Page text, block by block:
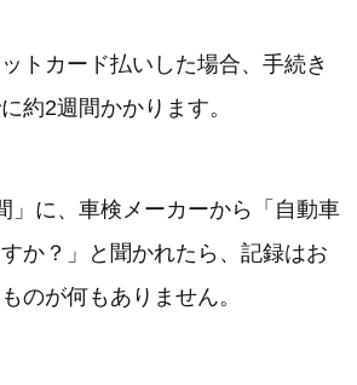
トカード払いした場合、手続き
約2週間かかります。
」に、車検メーカーから「自動車
か？」と聞かれたら、記録はお
のが何もありません。